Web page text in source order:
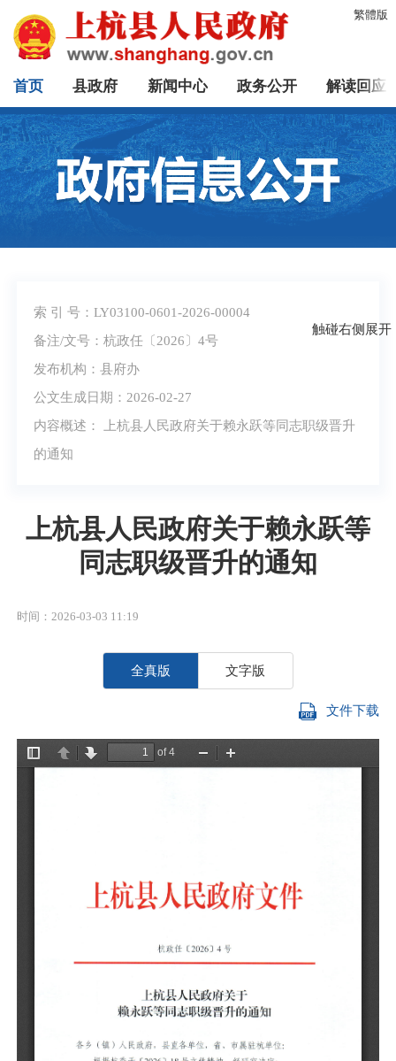
繁體版
首页 县政府 新闻中心 政务公开 解读回应
索 引 号：LY03100-0601-2026-00004
备注/文号：杭政任〔2026〕4号
发布机构：县府办
公文生成日期：2026-02-27
内容概述： 上杭县人民政府关于赖永跃等同志职级晋升
的通知
上杭县人民政府关于赖永跃等
同志职级晋升的通知
时间：2026-03-03 11:19
全真版 文字版
文件下载
触碰右侧展开